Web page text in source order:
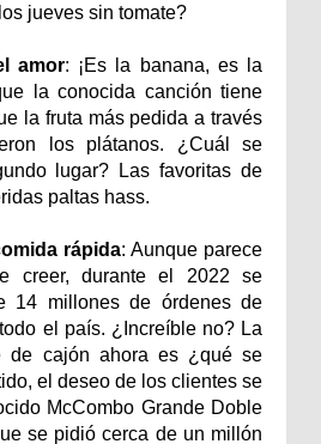
jueves sin tomate?
amor: ¡Es la banana, es la
la conocida canción tiene
la fruta más pedida a través
los plátanos. ¿Cuál se
lugar? Las favoritas de
paltas hass.
rápida: Aunque parece
creer, durante el 2022 se
14 millones de órdenes de
el país. ¿Increíble no? La
de cajón ahora es ¿qué se
el deseo de los clientes se
McCombo Grande Doble
se pidió cerca de un millón